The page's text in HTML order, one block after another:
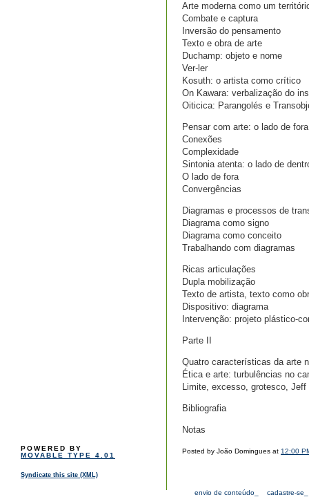
POWERED BY
MOVABLE TYPE 4.01
Syndicate this site (XML)
Arte moderna como um
Combate e captura
Inversão do pensamento
Texto e obra de arte
Duchamp: objeto e nome
Ver-ler
Kosuth: o artista como crítico
On Kawara: verbalização do
Oiticica: Parangolés e
Pensar com arte: o lado de
Conexões
Complexidade
Sintonia atenta: o lado de
O lado de fora
Convergências
Diagramas e processos de
Diagrama como signo
Diagrama como conceito
Trabalhando com diagramas
Ricas articulações
Dupla mobilização
Texto de artista, texto como
Dispositivo: diagrama
Intervenção: projeto plástico-
Parte II
Quatro características da arte
Ética e arte: turbulências no
Limite, excesso, grotesco, Jeff
Bibliografia
Notas
Posted by João Domingues at 12:00
envio de conteúdo_ cadastre-se_